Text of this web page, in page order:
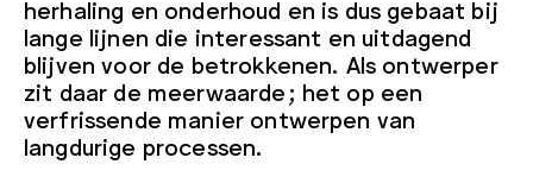
herhaling en onderhoud en is dus gebaat bij
lange lijnen die interessant en uitdagend
blijven voor de betrokkenen. Als ontwerper
zit daar de meerwaarde; het op een
verfrissende manier ontwerpen van
langdurige processen.